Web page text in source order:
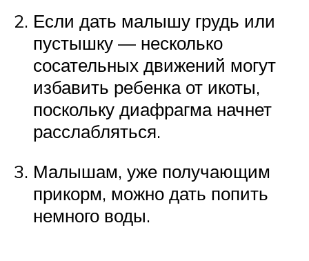
Если дать малышу грудь или
пустышку — несколько
сосательных движений могут
избавить ребенка от икоты,
поскольку диафрагма начнет
расслабляться.
Малышам, уже получающим
прикорм, можно дать попить
немного воды.